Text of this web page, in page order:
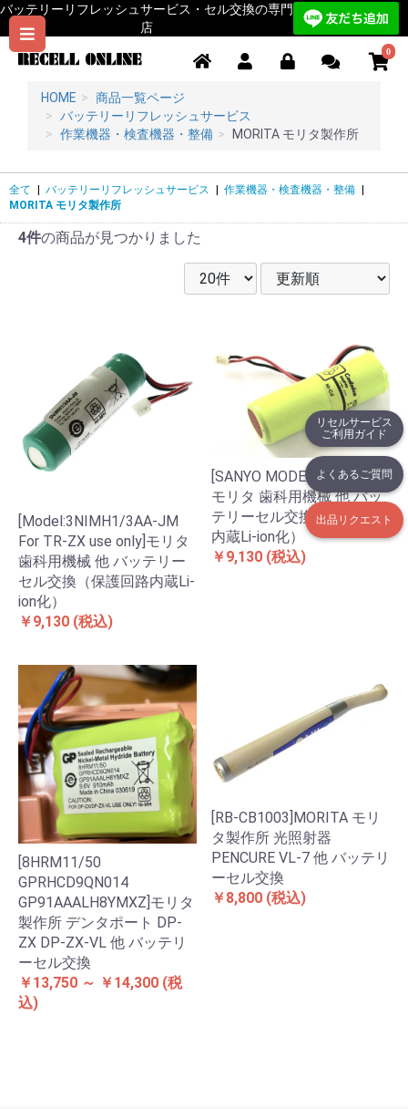
リセルサービス
ご利用ガイド
よくあるご質問
出品リクエスト
バッテリーリフレッシュサービス・セル交換の専門
店
0
HOME
商品一覧ページ
バッテリーリフレッシュサービス
作業機器・検査機器・整備
MORITA モリタ製作所
全て バッテリーリフレッシュサービス 作業機器・検査機器・整備
MORITA モリタ製作所
4件の商品が見つかりました
[Model:3NIMH1/3AA-JM
For TR-ZX use only]モリタ
歯科用機械 他 バッテリー
セル交換（保護回路内蔵Li-
ion化）
￥9,130 (税込)
[SANYO MODEL 3N-225AE]
モリタ 歯科用機械 他 バッ
テリーセル交換（保護回路
内蔵Li-ion化）
￥9,130 (税込)
[8HRM11/50
GPRHCD9QN014
GP91AAALH8YMXZ]モリタ
製作所 デンタポート DP-
ZX DP-ZX-VL 他 バッテリ
ーセル交換
￥13,750 ～ ￥14,300 (税
込)
[RB-CB1003]MORITA モリ
タ製作所 光照射器
PENCURE VL-7 他 バッテリ
ーセル交換
￥8,800 (税込)